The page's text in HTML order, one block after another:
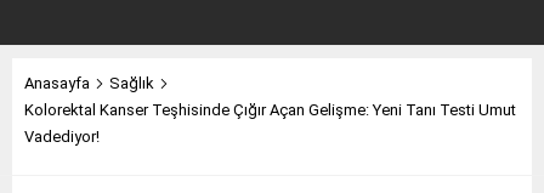
Anasayfa
Sağlık
Kolorektal Kanser Teşhisinde Çığır Açan Gelişme: Yeni Tanı Testi Umut
Vadediyor!